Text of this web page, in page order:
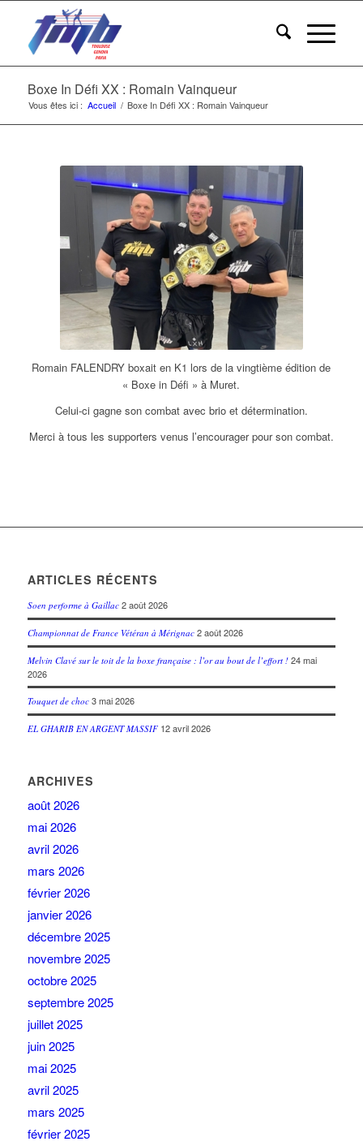
Boxe In Défi XX : Romain Vainqueur
Vous êtes ici : Accueil / Boxe In Défi XX : Romain Vainqueur
Romain FALENDRY boxait en K1 lors de la vingtième édition de
« Boxe in Défi » à Muret.
Celui-ci gagne son combat avec brio et détermination.
Merci à tous les supporters venus l’encourager pour son combat.
ARTICLES RÉCENTS
Soen performe à Gaillac 2 août 2026
Championnat de France Vétéran à Mérignac 2 août 2026
Melvin Clavé sur le toit de la boxe française : l’or au bout de l’effort ! 24 mai
2026
Touquet de choc 3 mai 2026
EL GHARIB EN ARGENT MASSIF 12 avril 2026
ARCHIVES
août 2026
mai 2026
avril 2026
mars 2026
février 2026
janvier 2026
décembre 2025
novembre 2025
octobre 2025
septembre 2025
juillet 2025
juin 2025
mai 2025
avril 2025
mars 2025
février 2025